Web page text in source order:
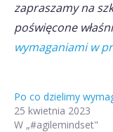
zapraszamy na
poświęcone
wymaganiami w
Po co dzielimy
25 kwietnia 2023
W „#agilemindset"